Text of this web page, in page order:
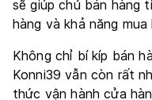
sẽ giúp chủ bán hàng
hàng và khả năng
Không chỉ bí kíp bán
Konni39 vẫn còn rất
thức vận hành cửa